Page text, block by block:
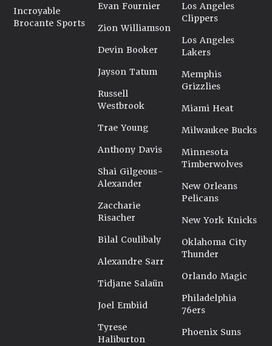
Incroyable
Brocante Sports
Evan Fournier
Zion Williamson
Devin Booker
Jayson Tatum
Russell
Westbrook
Trae Young
Anthony Davis
Shai Gilgeous-
Alexander
Zaccharie
Risacher
Bilal Coulibaly
Alexandre Sarr
Tidjane Salaün
Joel Embiid
Tyrese
Haliburton
Los Angeles
Clippers
Los Angeles
Lakers
Memphis
Grizzlies
Miami Heat
Milwaukee Bucks
Minnesota
Timberwolves
New Orleans
Pelicans
New York Knicks
Oklahoma City
Thunder
Orlando Magic
Philadelphia
76ers
Phoenix Suns